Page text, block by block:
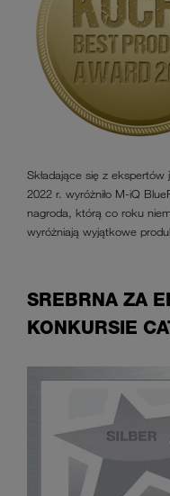
Składające się z
2022 r. wyróżniło M-iQ
nagroda, którą co roku
wyróżniają wyjątkowe
SREBRNA ZA
KONKURSIE